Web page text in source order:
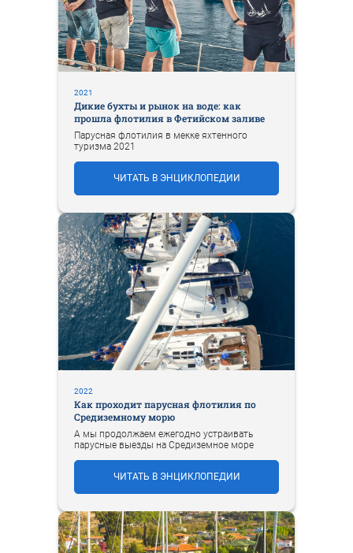
2021
Дикие бухты и рынок на воде: как
прошла флотилия в Фетийском заливе
Парусная флотилия в мекке яхтенного
туризма 2021
ЧИТАТЬ В ЭНЦИКЛОПЕДИИ
2022
Как проходит парусная флотилия по
Средиземному морю
А мы продолжаем ежегодно устраивать
парусные выезды на Средиземное море
ЧИТАТЬ В ЭНЦИКЛОПЕДИИ